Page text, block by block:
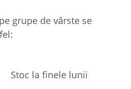
grupe de vârste se
Stoc la finele lunii